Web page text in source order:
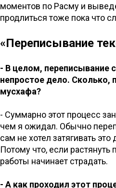
моментов по Расму и
продлиться тоже пока что
«Переписывание
- В целом, переписывание
непростое дело. Сколько,
мусхафа?
- Суммарно этот процесс
чем я ожидал. Обычно
сам не хотел затягивать
Потому что, если растянуть
работы начинает страдать.
- А как проходил этот